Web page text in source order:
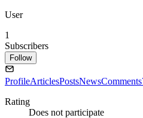
User
1
Subscribers
Follow
ProfileArticlesPostsNewsComments
Rating
Does not participate